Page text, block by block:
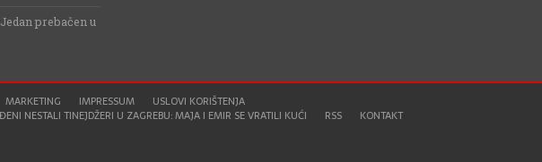
prebačen u
MARKETING IMPRESSUM
USLOVI KORIŠTENJA
NESTALI TINEJDŽERI U ZAGREBU: MAJA I EMIR SE VRATILI KUĆI
RSS KONTAKT